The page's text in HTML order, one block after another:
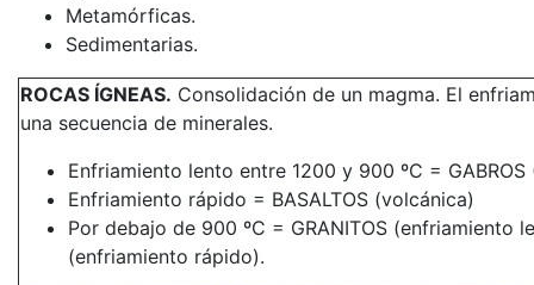
Metamórficas.
Sedimentarias.
ROCAS ÍGNEAS. Consolidación de un magma. El
una secuencia de minerales.
Enfriamiento lento entre 1200 y 900 ºC = GABROS
Enfriamiento rápido = BASALTOS (volcánica)
Por debajo de 900 ºC = GRANITOS (enfriamiento
(enfriamiento rápido).